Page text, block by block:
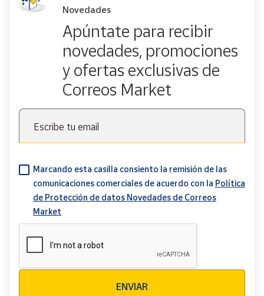
Novedades
Apúntate para recibir
novedades, promociones
y ofertas exclusivas de
Correos Market
Escribe tu email
Marcando esta casilla consiento la remisión de las
comunicaciones comerciales de acuerdo con la Política
de Protección de datos Novedades de Correos
Market
ENVIAR